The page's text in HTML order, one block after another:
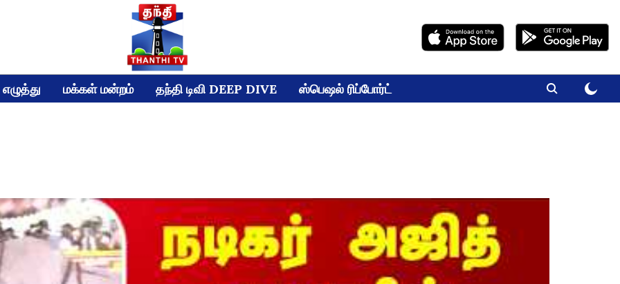
மக்கள் மன்றம் தந்தி டிவி DEEP DIVE ஸ்பெஷல் ரிப்போர்ட்